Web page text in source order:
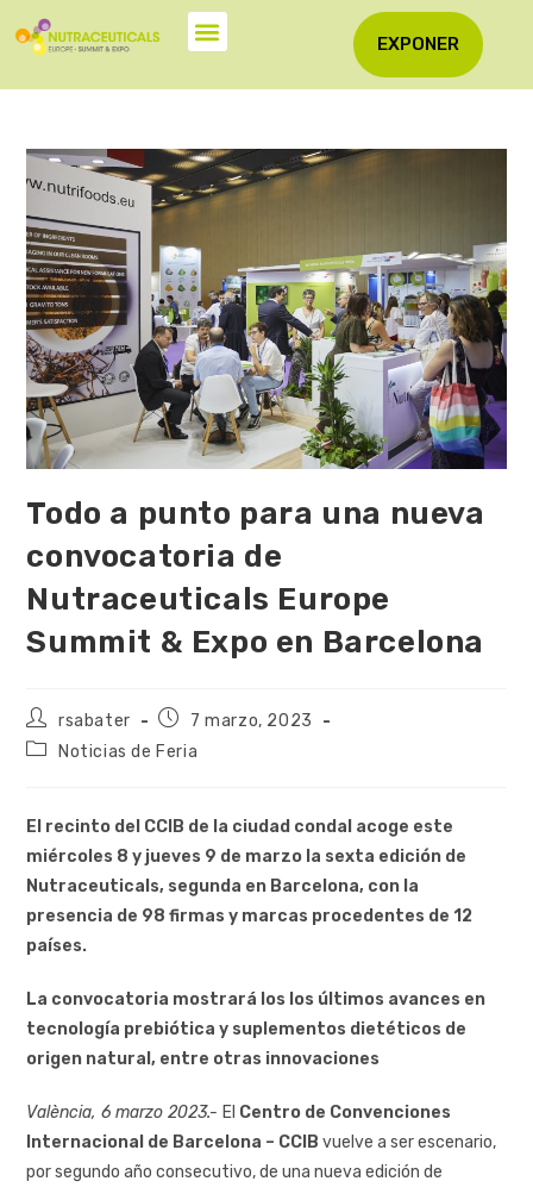
EXPONER
Todo a punto para una nueva
convocatoria de
Nutraceuticals Europe
Summit & Expo en Barcelona
rsabater
7 marzo, 2023
Noticias de Feria
El recinto del CCIB de la ciudad condal acoge este
miércoles 8 y jueves 9 de marzo la sexta edición de
Nutraceuticals, segunda en Barcelona, con la
presencia de 98 firmas y marcas procedentes de 12
países.
La convocatoria mostrará los los últimos avances en
tecnología prebiótica y suplementos dietéticos de
origen natural, entre otras innovaciones
València, 6 marzo 2023.- El Centro de Convenciones
Internacional de Barcelona – CCIB vuelve a ser escenario,
por segundo año consecutivo, de una nueva edición de